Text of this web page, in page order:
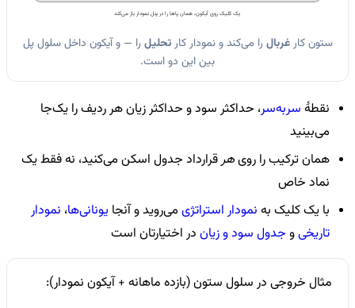
یک کلیک روی آیکون، همان پاها را در پنل نمودار باز می‌کند
ستون کارغربال را می‌کند و نمودار کارتحلیل را — و آیکون داخل سلول پل
بین این دو است.
نقطهٔ سربه‌سر، حداکثر سود و حداکثر زیان هر ردیف را یک‌جا
می‌بینید
همان ترکیب را رویهرقرارداد جدول اسکن می‌کنید، نه فقط یک
نماد خاص
با یک کلیک به نمودار استراتژی می‌روید و آنجا یونانی‌ها، نمودار
تاریخیو جدول سود و زیان در اختیارتان است
مثال خروجی در سلول ستون (بازده ماهانه + آیکون نمودار):